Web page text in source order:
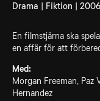
Drama | Fiktion |
En filmstjärna ska
en affär för att
Med:
Morgan Freeman, Paz
Hernandez